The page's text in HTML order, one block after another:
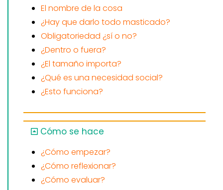
El nombre de la cosa
¿Hay que darlo todo masticado?
Obligatoriedad ¿sí o no?
¿Dentro o fuera?
¿El tamaño importa?
¿Qué es una necesidad social?
¿Esto funciona?
Cómo se hace
¿Cómo empezar?
¿Cómo reflexionar?
¿Cómo evaluar?